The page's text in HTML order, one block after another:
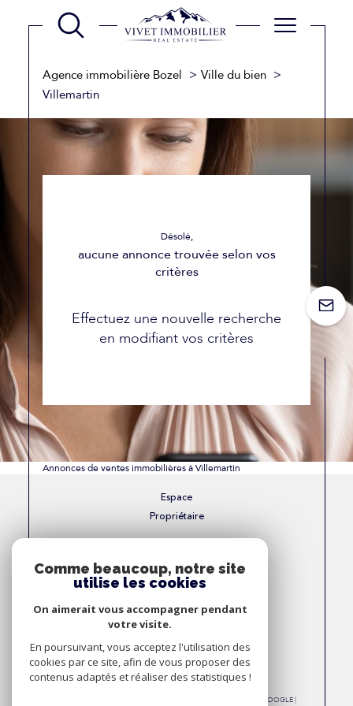
Agence immobilière Bozel
Ville du bien
Villemartin
Désolé,
aucune annonce trouvée selon vos
critères
Effectuez une nouvelle recherche
en modifiant vos critères
Annonces de ventes immobilières à Villemartin
Espace
Propriétaire
Adhérons
© 2026 | TOUS DROITS RÉSERVÉS | TRADUCTION POWERED BY GOOGLE |
Comme beaucoup, notre site
utilise les cookies
On aimerait vous accompagner pendant
votre visite.
En poursuivant, vous acceptez l'utilisation des
cookies par ce site, afin de vous proposer des
contenus adaptés et réaliser des statistiques !